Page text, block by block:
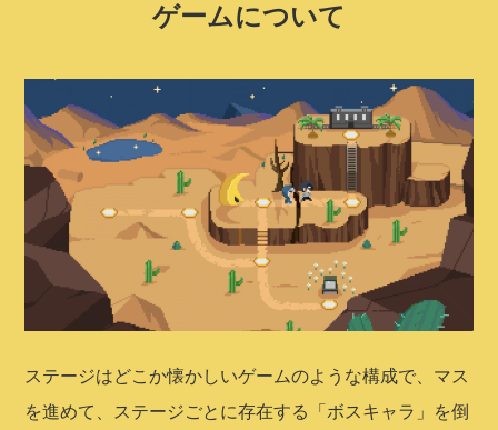
ゲームについて
ステージはどこか懐かしいゲームのような構成で、マス
を進めて、ステージごとに存在する「ボスキャラ」を倒